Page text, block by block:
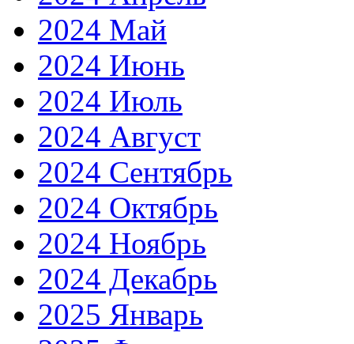
2024 Май
2024 Июнь
2024 Июль
2024 Август
2024 Сентябрь
2024 Октябрь
2024 Ноябрь
2024 Декабрь
2025 Январь